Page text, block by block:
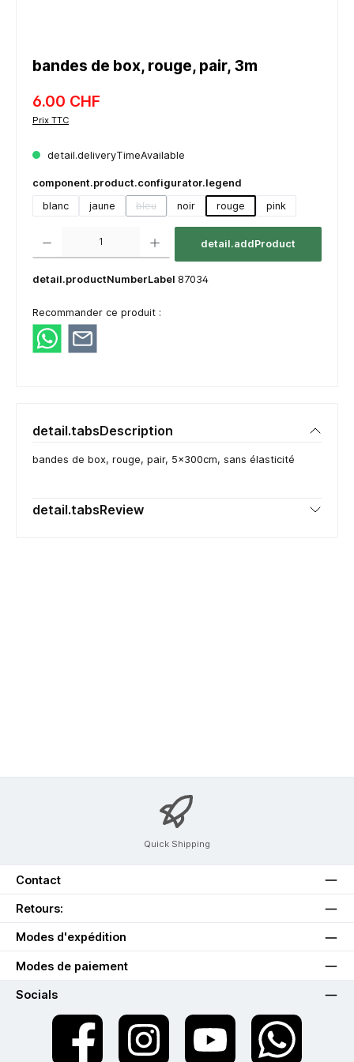
bandes de box, rouge, pair, 3m
6.00 CHF
Prix TTC
detail.deliveryTimeAvailable
component.product.configurator.legend
blanc
jaune bleu
(detail.unavailableTooltip)
noir rouge pink
detail.addProduct
detail.productNumberLabel 87034
Recommander ce produit :
detail.tabsDescription
bandes de box, rouge, pair, 5x300cm, sans élasticité
detail.tabsReview
Quick Shipping
Contact
Retours:
Modes d'expédition
Modes de paiement
Socials
twt.widget.communities.facebook.name
twt.widget.communities.instagram.name